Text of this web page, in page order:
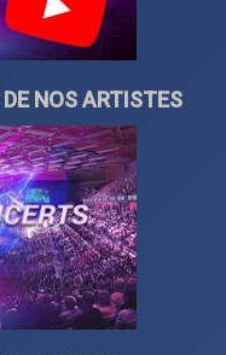
NOS ARTISTES